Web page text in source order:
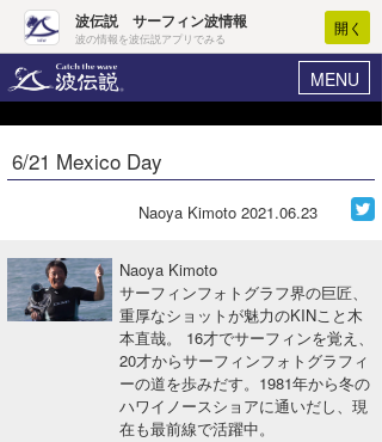
波伝説 サーフィン波情報
波の情報を波伝説アプリでみる
開く
MENU
ヘルプ マイホーム
ログイン
波情報･概況
WAVE HUNTER波予想ツール
6/21 Mexico Day
Naoya Kimoto 2021.06.23
Naoya Kimoto
サーフィンフォトグラフ界の巨匠、
重厚なショットが魅力のKINこと木
本直哉。 16才でサーフィンを覚え、
20才からサーフィンフォトグラフィ
ーの道を歩みだす。1981年から冬の
ハワイノースショアに通いだし、現
在も最前線で活躍中。
Core Surf Japan
ファッション/グッズ
アート＆エンタメ